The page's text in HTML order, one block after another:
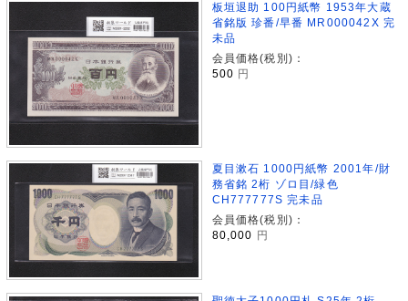
板垣退助 100円紙幣 1953年大蔵
省銘版 珍番/早番 MR000042X 完
未品
会員価格(税別)：
500 円
夏目漱石 1000円紙幣 2001年/財
務省銘 2桁 ゾロ目/緑色
CH777777S 完未品
会員価格(税別)：
80,000 円